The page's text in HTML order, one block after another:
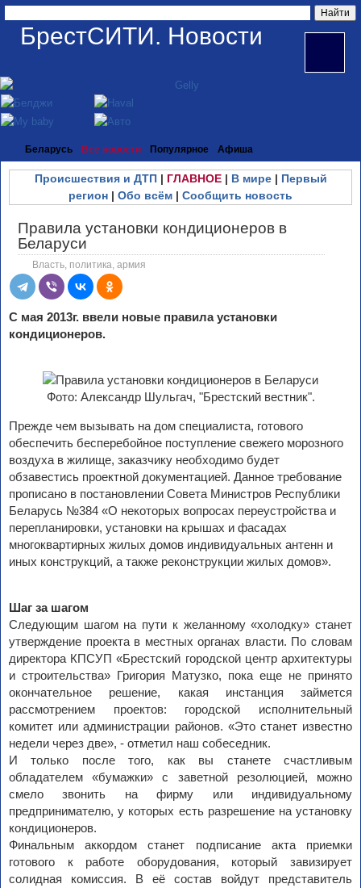
БрестСИТИ. Новости
Беларусь Все новости Популярное Афиша
Происшествия и ДТП| ГЛАВНОЕ| В мире| Первый
регион | Обо всём | Сообщить новость
Правила установки кондиционеров в
Беларуси
Власть, политика, армия
С мая 2013г. ввели новые правила установки
кондиционеров.
Фото: Александр Шульгач, "Брестский вестник".
Прежде чем вызывать на дом специалиста, готового
обеспечить бесперебойное поступление свежего морозного
воздуха в жилище, заказчику необходимо будет
обзавестись проектной документацией. Данное требование
прописано в постановлении Совета Министров Республики
Беларусь №384 «О некоторых вопросах переустройства и
перепланировки, установки на крышах и фасадах
многоквартирных жилых домов индивидуальных антенн и
иных конструкций, а также реконструкции жилых домов».
Шаг за шагом
Следующим шагом на пути к желанному «холодку» станет
утверждение проекта в местных органах власти. По словам
директора КПСУП «Брестский городской центр архитектуры
и строительства» Григория Матузко, пока еще не принято
окончательное решение, какая инстанция займется
рассмотрением проектов: городской исполнительный
комитет или администрации районов. «Это станет известно
недели через две», - отметил наш собеседник.
И только после того, как вы станете счастливым
обладателем «бумажки» с заветной резолюцией, можно
смело звонить на фирму или индивидуальному
предпринимателю, у которых есть разрешение на установку
кондиционеров.
Финальным аккордом станет подписание акта приемки
готового к работе оборудования, который завизирует
солидная комиссия. В её состав войдут представитель